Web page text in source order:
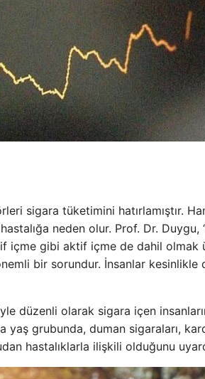
sigara tüketimini hatırlamıştır.
neden olur. Prof. Dr. Duygu,
içme gibi aktif içme de dahil olmak
bir sorundur. İnsanlar kesinlikle
düzenli olarak sigara içen
yaş grubunda, duman sigaraları,
hastalıklarla ilişkili olduğunu